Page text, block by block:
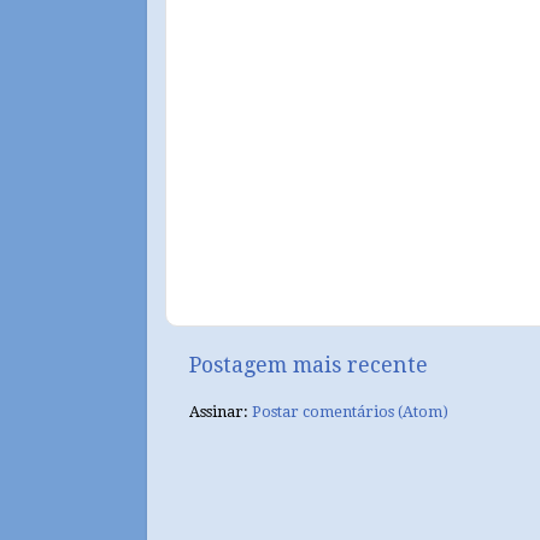
Postagem mais recente
Assinar: Postar comentários (Atom)